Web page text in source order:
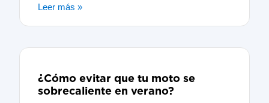
Leer más »
¿Cómo evitar que tu moto se
sobrecaliente en verano?